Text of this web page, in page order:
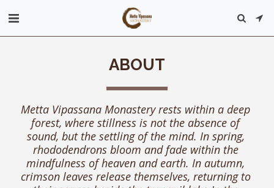
ABOUT
Metta Vipassana Monastery rests within a deep
forest, where stillness is not the absence of
sound, but the settling of the mind. In spring,
rhododendrons bloom and fade within the
mindfulness of heaven and earth. In autumn,
crimson leaves release themselves, returning to